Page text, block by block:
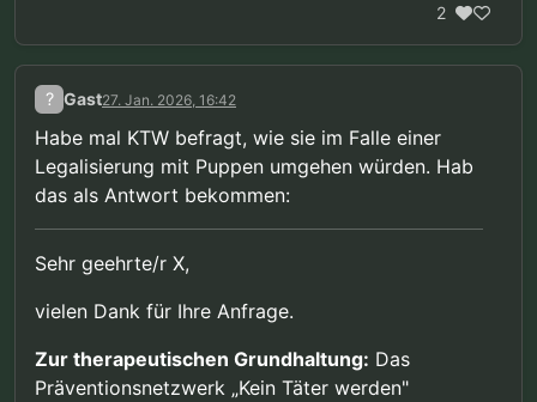
2
? Gast27. Jan. 2026, 16:42
Habe mal KTW befragt, wie sie im Falle einer
Legalisierung mit Puppen umgehen würden. Hab
das als Antwort bekommen:
Sehr geehrte/r X,
vielen Dank für Ihre Anfrage.
Zur therapeutischen Grundhaltung: Das
Präventionsnetzwerk „Kein Täter werden"